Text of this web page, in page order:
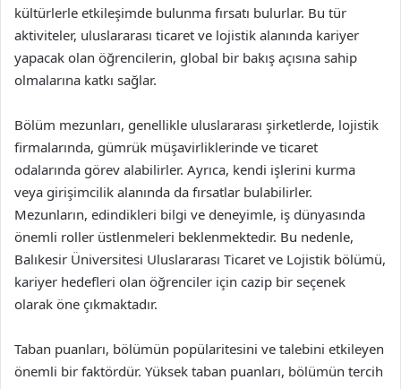
kültürlerle etkileşimde bulunma fırsatı bulurlar. Bu tür
aktiviteler, uluslararası ticaret ve lojistik alanında kariyer
yapacak olan öğrencilerin, global bir bakış açısına sahip
olmalarına katkı sağlar.
Bölüm mezunları, genellikle uluslararası şirketlerde, lojistik
firmalarında, gümrük müşavirliklerinde ve ticaret
odalarında görev alabilirler. Ayrıca, kendi işlerini kurma
veya girişimcilik alanında da fırsatlar bulabilirler.
Mezunların, edindikleri bilgi ve deneyimle, iş dünyasında
önemli roller üstlenmeleri beklenmektedir. Bu nedenle,
Balıkesir Üniversitesi Uluslararası Ticaret ve Lojistik bölümü,
kariyer hedefleri olan öğrenciler için cazip bir seçenek
olarak öne çıkmaktadır.
Taban puanları, bölümün popülaritesini ve talebini etkileyen
önemli bir faktördür. Yüksek taban puanları, bölümün tercih